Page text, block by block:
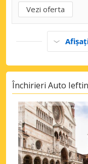
Vezi oferta
Închirieri Auto